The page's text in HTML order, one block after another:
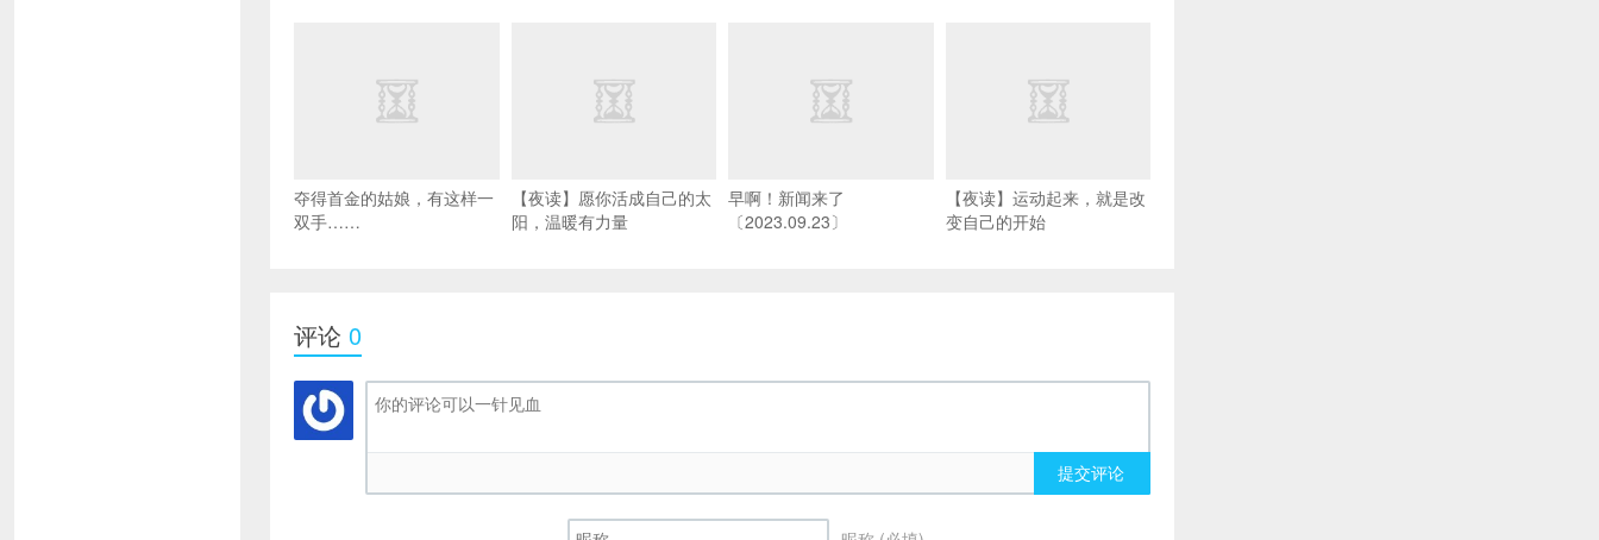
夺得首金的姑娘，有这样一
双手……
【夜读】愿你活成自己的太
阳，温暖有力量
早啊！新闻来了
〔2023.09.23〕
【夜读】运动起来，就是改
变自己的开始
评论 0
提交评论